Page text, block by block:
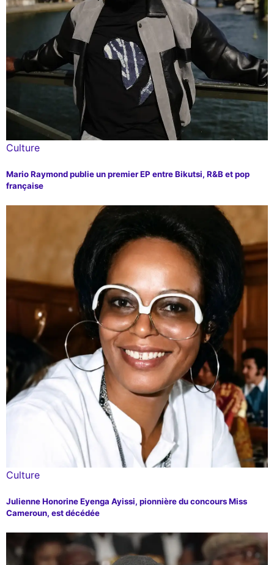
Culture
Mario Raymond publie un premier EP entre Bikutsi, R&B et pop
française
Culture
Julienne Honorine Eyenga Ayissi, pionnière du concours Miss
Cameroun, est décédée